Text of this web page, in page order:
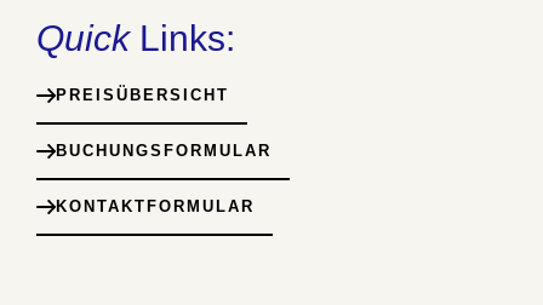
Quick Links:
PREISÜBERSICHT
BUCHUNGSFORMULAR
KONTAKTFORMULAR